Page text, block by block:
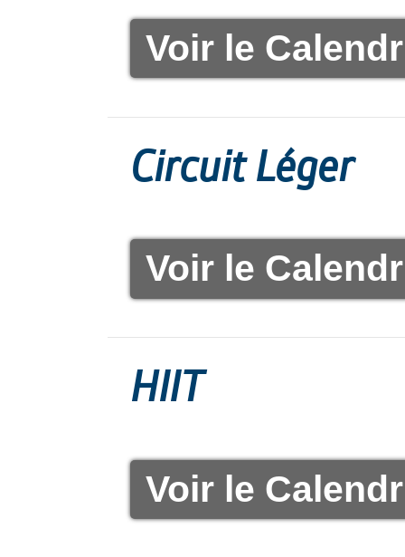
Voir le
Circuit Léger
Voir le
HIIT
Voir le